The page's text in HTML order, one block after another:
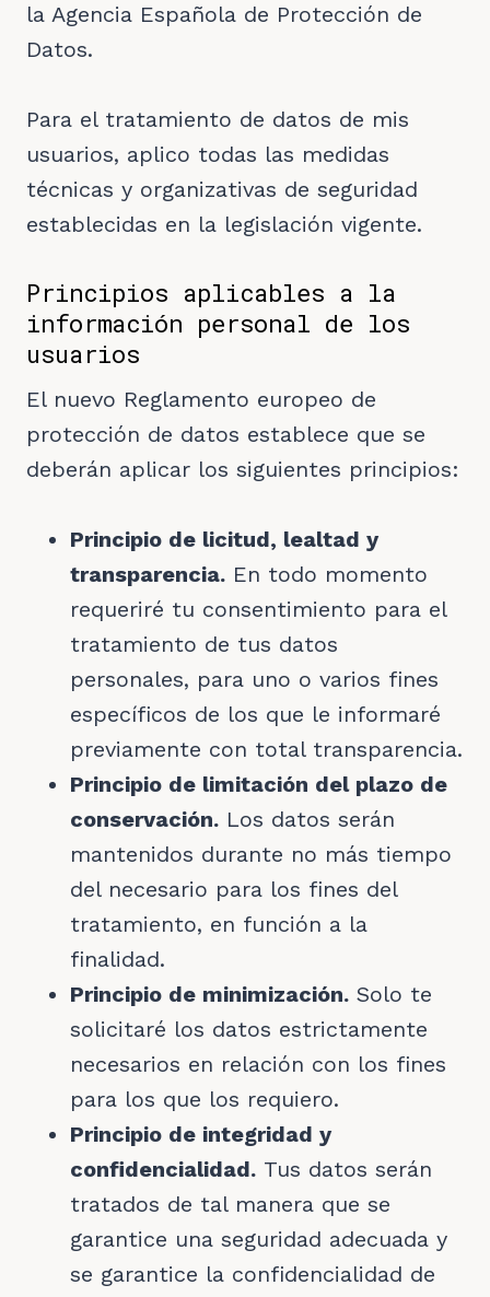
la Agencia Española de Protección de
Datos.
Para el tratamiento de datos de mis
usuarios, aplico todas las medidas
técnicas y organizativas de seguridad
establecidas en la legislación vigente.
Principios aplicables a la
información personal de los
usuarios
El nuevo Reglamento europeo de
protección de datos establece que se
deberán aplicar los siguientes principios:
Principio de licitud, lealtad y
transparencia. En todo momento
requeriré tu consentimiento para el
tratamiento de tus datos
personales, para uno o varios fines
específicos de los que le informaré
previamente con total transparencia.
Principio de limitación del plazo de
conservación. Los datos serán
mantenidos durante no más tiempo
del necesario para los fines del
tratamiento, en función a la
finalidad.
Principio de minimización. Solo te
solicitaré los datos estrictamente
necesarios en relación con los fines
para los que los requiero.
Principio de integridad y
confidencialidad. Tus datos serán
tratados de tal manera que se
garantice una seguridad adecuada y
se garantice la confidencialidad de